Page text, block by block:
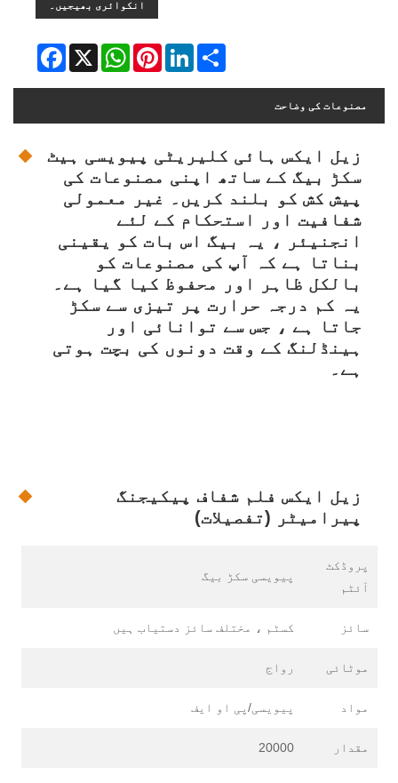
انکوائری بھیجیں۔
Facebook X
WhatsAppPinterestLinkedIn Share
مصنوعات کی وضاحت
زیل ایکس ہائی کلیریٹی پیویسی ہیٹ
سکڑ بیگ کے ساتھ اپنی مصنوعات کی
پیش کش کو بلند کریں۔ غیر معمولی
شفافیت اور استحکام کے لئے
انجنیئر ، یہ بیگ اس بات کو یقینی
بناتا ہے کہ آپ کی مصنوعات کو
بالکل ظاہر اور محفوظ کیا گیا ہے۔
یہ کم درجہ حرارت پر تیزی سے سکڑ
جاتا ہے ، جس سے توانائی اور
ہینڈلنگ کے وقت دونوں کی بچت ہوتی
ہے۔
زیل ایکس فلم شفاف پیکیجنگ
پیرامیٹر (تفصیلات)
پروڈکٹ
آئٹم
پیویسی سکڑ بیگ
سائز کسٹم ، مختلف سائز دستیاب ہیں
موٹائی رواج
مواد پیویسی/پی او ایف
مقدار 20000